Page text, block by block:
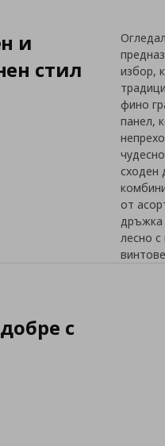
и
стил
избор,
фино
панел,
сходен
от
дръжка
лесно
с